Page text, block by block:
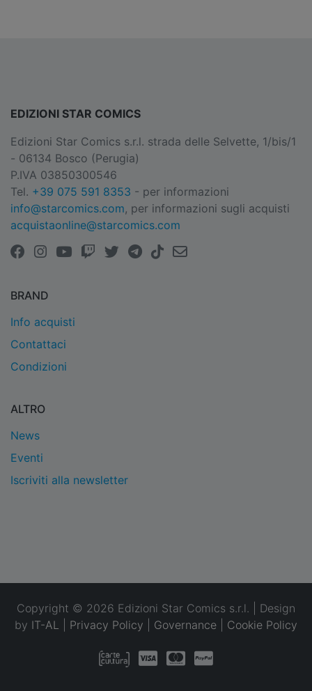
EDIZIONI STAR COMICS
Edizioni Star Comics s.r.l. strada delle Selvette, 1/bis/1
- 06134 Bosco (Perugia)
P.IVA 03850300546
Tel. +39 075 591 8353 - per informazioni
info@starcomics.com, per informazioni sugli acquisti
acquistaonline@starcomics.com
BRAND
Info acquisti
Contattaci
Condizioni
ALTRO
News
Eventi
Iscriviti alla newsletter
Copyright © 2026 Edizioni Star Comics s.r.l. | Design
by IT-AL Privacy Policy Governance Cookie Policy